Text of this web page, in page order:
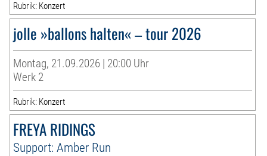
Rubrik: Konzert
jolle »ballons halten« – tour 2026
Montag, 21.09.2026 | 20:00 Uhr
Werk 2
Rubrik: Konzert
FREYA RIDINGS
Support: Amber Run